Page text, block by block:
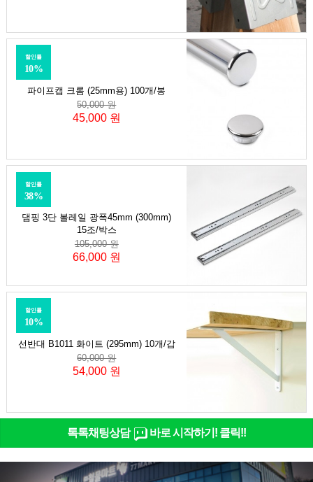
파이프캡 크롬 (25mm용) 100개/봉
할인률
10%
50,000 원
45,000 원
댐핑 3단 볼레일 광폭45mm (300mm)
15조/박스
할인률
38%
105,000 원
66,000 원
선반대 B1011 화이트 (295mm) 10개/갑
할인률
10%
60,000 원
54,000 원
톡톡채팅상담 바로 시작하기! 클릭!!